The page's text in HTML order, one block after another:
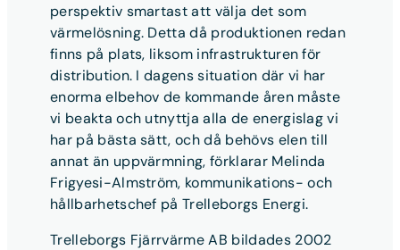
perspektiv smartast att välja det som
värmelösning. Detta då produktionen redan
finns på plats, liksom infrastrukturen för
distribution. I dagens situation där vi har
enorma elbehov de kommande åren måste
vi beakta och utnyttja alla de energislag vi
har på bästa sätt, och då behövs elen till
annat än uppvärmning, förklarar Melinda
Frigyesi-Almström, kommunikations- och
hållbarhetschef på Trelleborgs Energi.
Trelleborgs Fjärrvärme AB bildades 2002